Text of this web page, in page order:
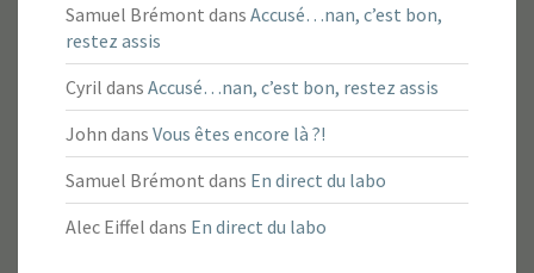
Samuel Brémont dans Accusé…nan, c’est bon,
restez assis
Cyril dans Accusé…nan, c’est bon, restez assis
John dans Vous êtes encore là ?!
Samuel Brémont dans En direct du labo
Alec Eiffel dans En direct du labo